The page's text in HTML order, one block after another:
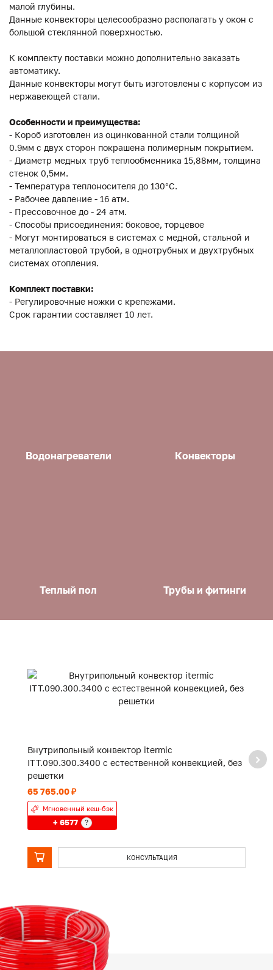
малой глубины.
Данные конвекторы целесообразно располагать у окон с
большой стеклянной поверхностью.
К комплекту поставки можно дополнительно заказать
автоматику.
Данные конвекторы могут быть изготовлены с корпусом из
нержавеющей стали.
Особенности и преимущества:
- Короб изготовлен из оцинкованной стали толщиной
0.9мм с двух сторон покрашена полимерным покрытием.
- Диаметр медных труб теплообменника 15,88мм, толщина
стенок 0,5мм.
- Температура теплоносителя до 130°C.
- Рабочее давление - 16 атм.
- Прессовочное до - 24 атм.
- Способы присоединения: боковое, торцевое
- Могут монтироваться в системах с медной, стальной и
металлопластовой трубой, в однотрубных и двухтрубных
системах отопления.
Комплект поставки:
- Регулировочные ножки с крепежами.
Срок гарантии составляет 10 лет.
Водонагреватели Конвекторы
Теплый пол Трубы и фитинги
Внутрипольный конвектор itermic
ITT.090.300.3400 с естественной конвекцией, без
решетки
65 765.00 ₽
Мгновенный кеш-бэк
+ 6577 ?
КОНСУЛЬТАЦИЯ